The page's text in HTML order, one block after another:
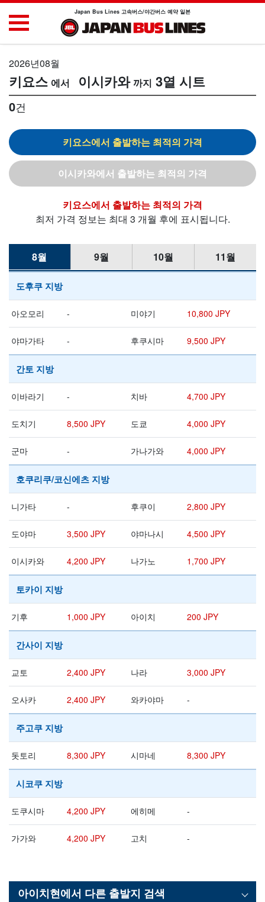
Japan Bus Lines 고속버스/야간버스 예약 일본
2026년08월
키요스 이시카와 3열 시트
0건
키요스
이시카와
키요스
최저 가격 정보는 최대 3 개월 후에 표시됩니다.
8월 9월 10월 11월
도후쿠 지방
아오모리 - 미야기 10,800 JPY
야마가타 - 후쿠시마 9,500 JPY
간토 지방
이바라기 - 치바 4,700 JPY
도치기 8,500 JPY 도쿄 4,000 JPY
군마 - 가나가와 4,000 JPY
호쿠리쿠/코신에츠 지방
니가타 - 후쿠이 2,800 JPY
도야마 3,500 JPY 야마나시 4,500 JPY
이시카와 4,200 JPY 나가노 1,700 JPY
토카이 지방
기후 1,000 JPY 아이치 200 JPY
간사이 지방
교토 2,400 JPY 나라 3,000 JPY
오사카 2,400 JPY 와카야마 -
주고쿠 지방
돗토리 8,300 JPY 시마네 8,300 JPY
시코쿠 지방
도쿠시마 4,200 JPY 에히메 -
가가와 4,200 JPY 고치 -
아이치현에서 다른 출발지 검색